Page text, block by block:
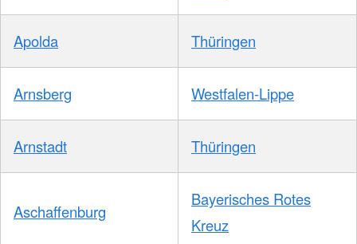
Apolda Thüringen
Arnsberg Westfalen-Lippe
Arnstadt Thüringen
Aschaffenburg
Bayerisches Rotes
Kreuz